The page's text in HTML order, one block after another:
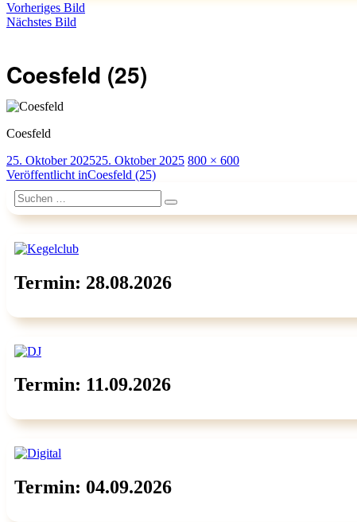
Vorheriges Bild
Nächstes Bild
Coesfeld (25)
Coesfeld
Veröffentlicht
am
25. Oktober 202525. Oktober 2025 Originalgröße
800 × 600
Beitragsnavigation
Veröffentlicht inCoesfeld (25)
Suchen
nach:
Suchen
Termin: 28.08.2026
Termin: 11.09.2026
Termin: 04.09.2026